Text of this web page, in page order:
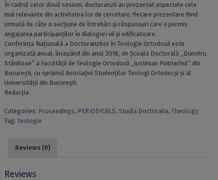
În cadrul celor două sesiuni, doctoranzii au prezentat aspectele cele
mai relevante din activitatea lor de cercetare, fiecare prezentare fiind
urmată de câte o secțiune de întrebări și răspunsuri care a permis
angajarea participanților în dialoguri vii și edificatoare.
Conferința Națională a Doctoranzilor în Teologie Ortodoxă este
organizată anual, începând din anul 2018, de Școala Doctorală „Dumitru
Stăniloae” a Facultății de Teologie Ortodoxă „Justinian Patriarhul” din
București, cu sprijinul Asociației Studenților Teologi Ortodocși și al
Universității din București.
Redacția
Categories: Proceedings, PERIODICALS, Studia Doctoralia, Theology
Tag: teologie
Reviews (0)
Reviews